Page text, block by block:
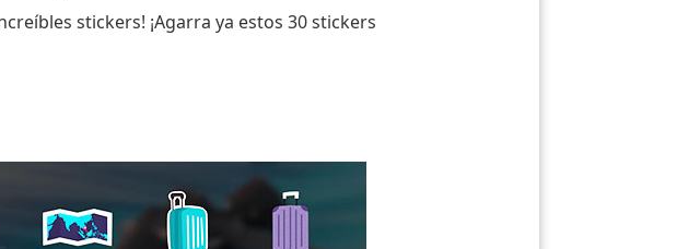
stickers! ¡Agarra ya estos 30 stickers